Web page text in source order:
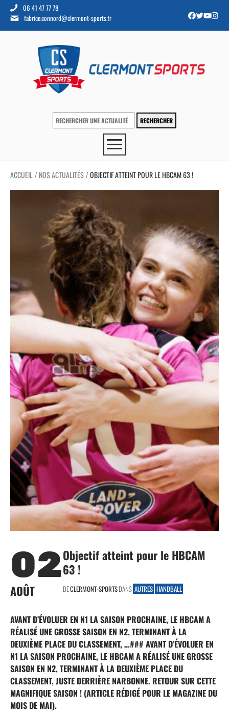
06 41 47 77 78
fabrice.connord@clermont-sports.fr
ACCUEIL / NOS ACTUALITÉS /OBJECTIF ATTEINT POUR LE HBCAM 63 !
02
AOÛT
Objectif atteint pour le HBCAM
63 !
DECLERMONT-SPORTSDANS AUTRES HANDBALL
AVANT D’ÉVOLUER EN N1 LA SAISON PROCHAINE, LE HBCAM A
RÉALISÉ UNE GROSSE SAISON EN N2, TERMINANT À LA
DEUXIÈME PLACE DU CLASSEMENT, …### AVANT D’ÉVOLUER EN
N1 LA SAISON PROCHAINE, LE HBCAM A RÉALISÉ UNE GROSSE
SAISON EN N2, TERMINANT À LA DEUXIÈME PLACE DU
CLASSEMENT, JUSTE DERRIÈRE NARBONNE. RETOUR SUR CETTE
MAGNIFIQUE SAISON ! (ARTICLE RÉDIGÉ POUR LE MAGAZINE DU
MOIS DE MAI).